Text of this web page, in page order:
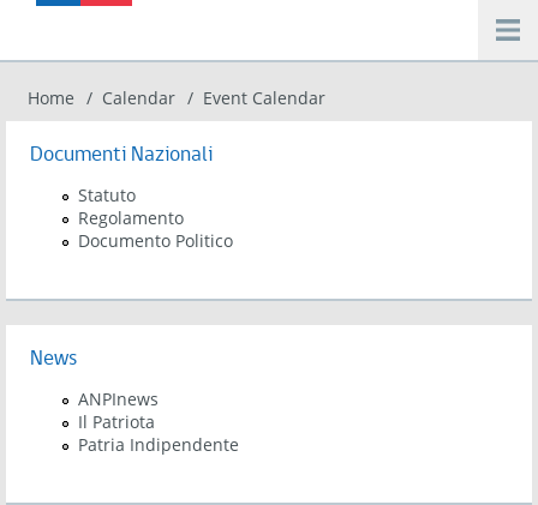
Salta al contenuto principale
Tu sei qui
Home Calendar Event Calendar
Documenti Nazionali
Statuto
Regolamento
Documento Politico
News
ANPInews
Il Patriota
Patria Indipendente